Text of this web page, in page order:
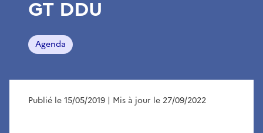
GT DDU
Agenda
Publié le 15/05/2019 | Mis à jour le 27/09/2022